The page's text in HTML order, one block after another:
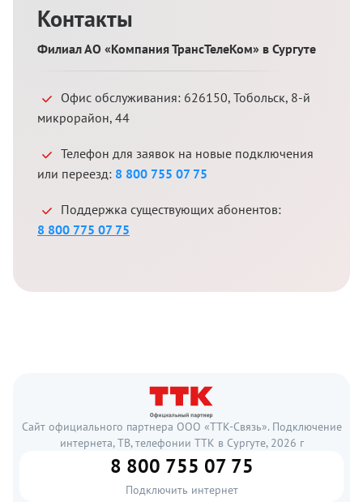
Контакты
Филиал АО «Компания ТрансТелеКом» в Сургуте
Офис обслуживания: 626150, Тобольск, 8-й
микрорайон, 44
Телефон для заявок на новые подключения
или переезд: 8 800 755 07 75
Поддержка существующих абонентов:
8 800 775 07 75
Сайт официального партнера ООО «ТТК-Связь». Подключение
интернета, ТВ, телефонии ТТК в Сургуте, 2026 г
8 800 755 07 75
Подключить интернет